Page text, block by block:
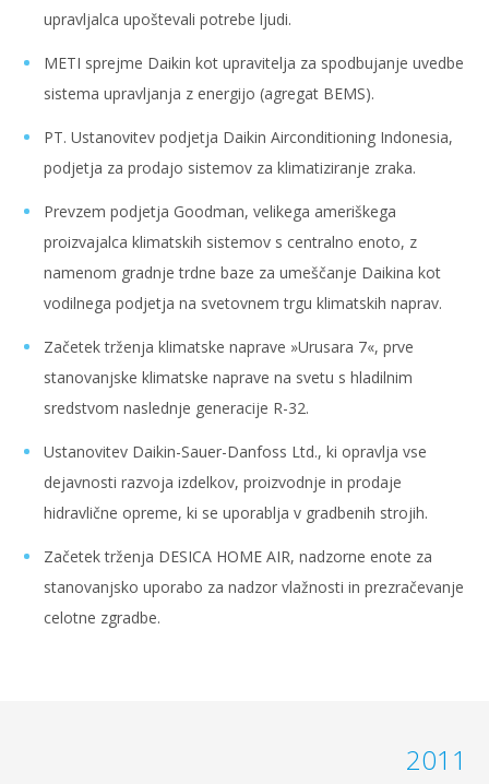
upravljalca upoštevali potrebe ljudi.
METI sprejme Daikin kot upravitelja za spodbujanje uvedbe
sistema upravljanja z energijo (agregat BEMS).
PT. Ustanovitev podjetja Daikin Airconditioning Indonesia,
podjetja za prodajo sistemov za klimatiziranje zraka.
Prevzem podjetja Goodman, velikega ameriškega
proizvajalca klimatskih sistemov s centralno enoto, z
namenom gradnje trdne baze za umeščanje Daikina kot
vodilnega podjetja na svetovnem trgu klimatskih naprav.
Začetek trženja klimatske naprave »Urusara 7«, prve
stanovanjske klimatske naprave na svetu s hladilnim
sredstvom naslednje generacije R-32.
Ustanovitev Daikin-Sauer-Danfoss Ltd., ki opravlja vse
dejavnosti razvoja izdelkov, proizvodnje in prodaje
hidravlične opreme, ki se uporablja v gradbenih strojih.
Začetek trženja DESICA HOME AIR, nadzorne enote za
stanovanjsko uporabo za nadzor vlažnosti in prezračevanje
celotne zgradbe.
2011